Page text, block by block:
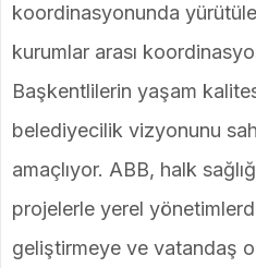
koordinasyonunda
kurumlar arası
Başkentlilerin yaşam
belediyecilik vizyonunu
amaçlıyor. ABB, halk
projelerle yerel
geliştirmeye ve vatandaş